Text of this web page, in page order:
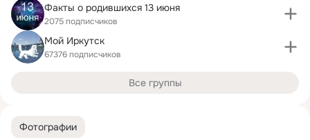
Фотографии
Факты о родившихся 13 июня
2075 подписчиков
Мой Иркутск
67376 подписчиков
Все группы